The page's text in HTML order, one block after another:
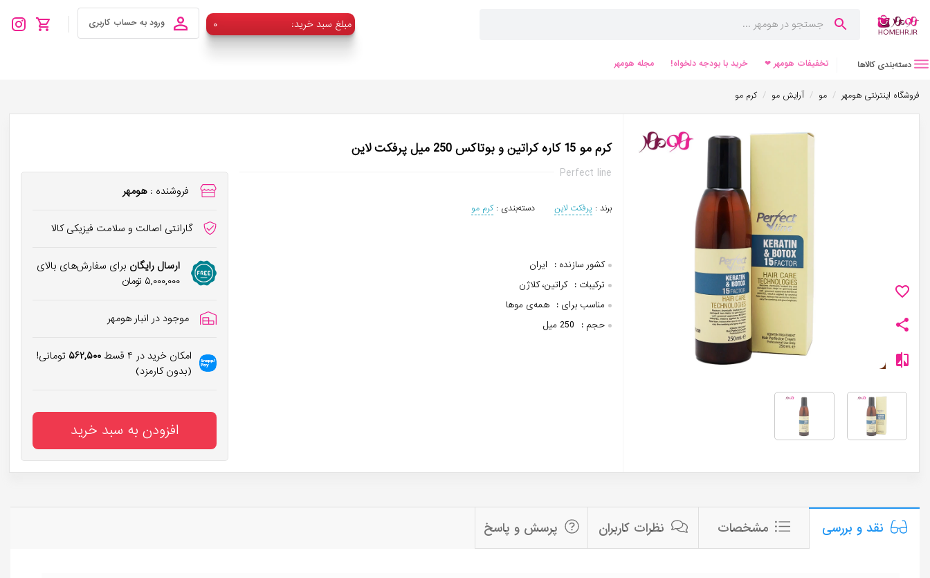
۰ :مبلغ سبد خرید ورود به حساب کاربری
دسته‌بندی کالاها تخفیفات هومهر ❤ خرید با بودجه دلخواه! مجله هومهر
فروشگاه اینترنتی هومهر / مو / آرایش مو / کرم مو
کرم مو 15 کاره کراتین و بوتاکس 250 میل پرفکت لاین
Perfect line
برند : پرفکت لاین دسته‌بندی : کرم مو
کشور سازنده :
ایران
ترکیبات : کراتین، کلاژن
مناسب برای : همه‌ی موها
حجم :
250 میل
فروشنده : هومهر
گارانتی اصالت و سلامت فیزیکی کالا
ارسال رایگان برای سفارش‌های بالای
۵,۰۰۰,۰۰۰ تومان
موجود در انبار هومهر
امکان خرید در ۴ قسط ۵۶۲,۵۰۰ تومانی!
(بدون کارمزد)
افزودن به سبد خرید
نقد و بررسی مشخصات نظرات کاربران پرسش و پاسخ